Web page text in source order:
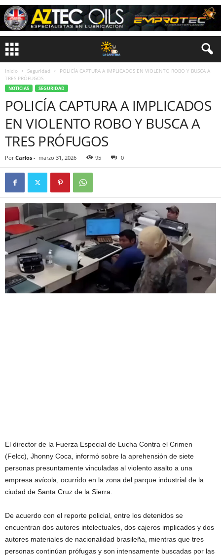
Inicio Seguridad
POLICÍA CAPTURA A IMPLICADOS EN VIOLENTO ROBO Y BUSCA A
TRES PRÓFUGOS
NOTICIAS SEGURIDAD
POLICÍA CAPTURA A IMPLICADOS
EN VIOLENTO ROBO Y BUSCA A
TRES PRÓFUGOS
Por Carlos - marzo 31, 2026 95 0
El director de la Fuerza Especial de Lucha Contra el Crimen
(Felcc), Jhonny Coca, informó sobre la aprehensión de siete
personas presuntamente vinculadas al violento asalto a una
empresa avícola, ocurrido en la zona del parque industrial de la
ciudad de Santa Cruz de la Sierra.
De acuerdo con el reporte policial, entre los detenidos se
encuentran dos autores intelectuales, dos cajeros implicados y dos
autores materiales de nacionalidad brasileña, mientras que tres
personas continúan prófugas y son intensamente buscadas por las